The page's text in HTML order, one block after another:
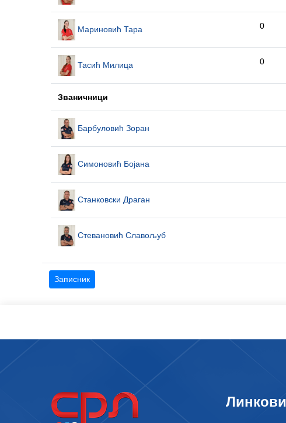
Мариновић Тара 0
Тасић Милица 0
Званичници
Барбуловић Зоран
Симоновић Бојана
Станковски Драган
Стевановић Славољуб
Записник
Линкови